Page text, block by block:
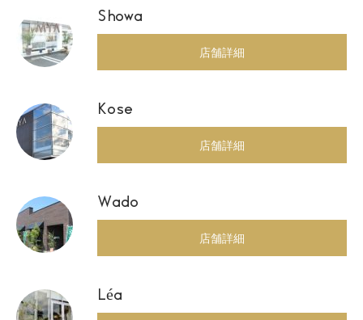
Showa
店舗詳細
Kose
店舗詳細
Wado
店舗詳細
Léa